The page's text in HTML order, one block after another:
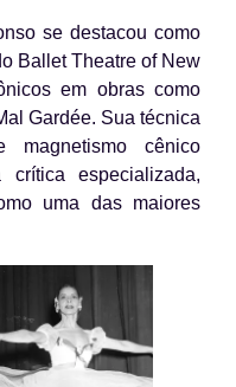
se destacou como
Ballet Theatre of New
em obras como
Gardée. Sua técnica
magnetismo cênico
especializada,
uma das maiores